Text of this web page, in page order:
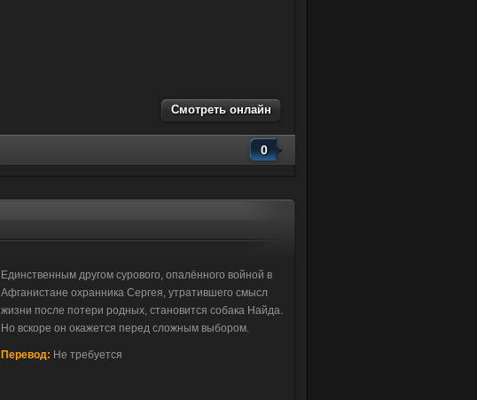
Смотреть онлайн
0
Единственным другом сурового, опалённого войной в
Афганистане охранника Сергея, утратившего смысл
жизни после потери родных, становится собака Найда.
Но вскоре он окажется перед сложным выбором.
Перевод: Не требуется